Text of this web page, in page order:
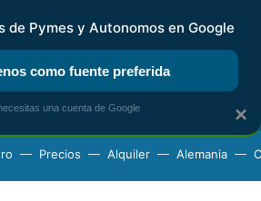
KIT DIGITAL RENTA
Precios Alquiler Alemania
×
de Pymes y Autonomos en Google
como fuente preferida
una cuenta de Google